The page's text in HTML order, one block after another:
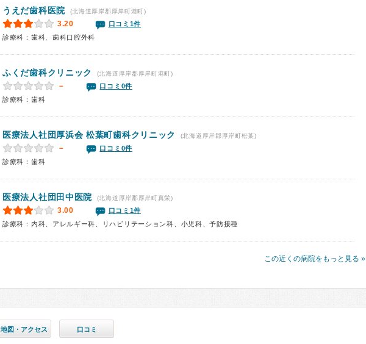
うえだ歯科医院 (北海道厚岸郡厚岸町港町)
3.20
口コミ1件
診療科：歯科、歯科口腔外科
ふくだ歯科クリニック (北海道厚岸郡厚岸町港町)
－
口コミ0件
診療科：歯科
医療法人社団厚浜会 松葉町歯科クリニック (北海道厚岸郡厚岸町松葉)
－
口コミ0件
診療科：歯科
医療法人社団田中医院 (北海道厚岸郡厚岸町真栄)
3.00
口コミ1件
診療科：内科、アレルギー科、リハビリテーション科、小児科、予防接種
この近くの病院をもっと見る »
地図・アクセス 口コミ